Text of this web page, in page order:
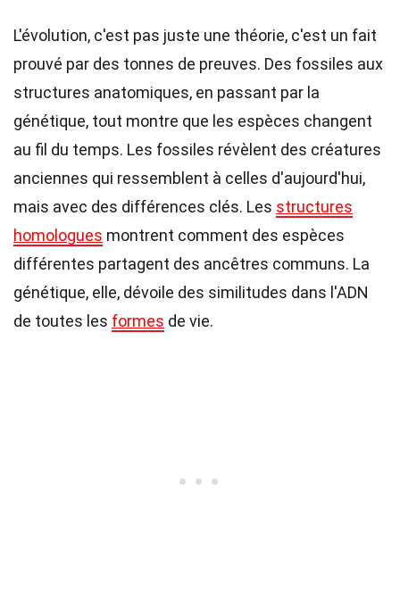
L'évolution, c'est pas juste une théorie, c'est un fait
prouvé par des tonnes de preuves. Des fossiles aux
structures anatomiques, en passant par la
génétique, tout montre que les espèces changent
au fil du temps. Les fossiles révèlent des créatures
anciennes qui ressemblent à celles d'aujourd'hui,
mais avec des différences clés. Les structures
homologues montrent comment des espèces
différentes partagent des ancêtres communs. La
génétique, elle, dévoile des similitudes dans l'ADN
de toutes les formes de vie.